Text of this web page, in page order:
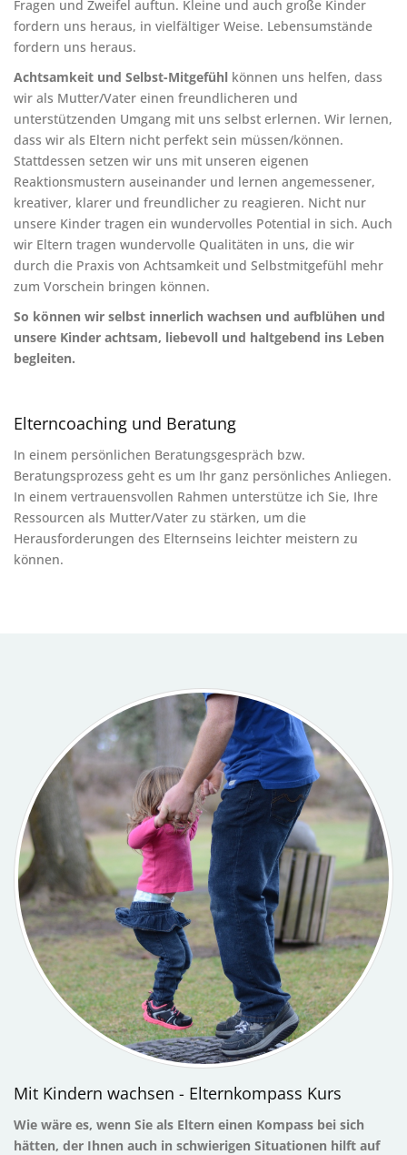
Fragen und Zweifel auftun. Kleine und auch große Kinder
fordern uns heraus, in vielfältiger Weise. Lebensumstände
fordern uns heraus.
Achtsamkeit und Selbst-Mitgefühl können uns helfen, dass
wir als Mutter/Vater einen freundlicheren und
unterstützenden Umgang mit uns selbst erlernen. Wir lernen,
dass wir als Eltern nicht perfekt sein müssen/können.
Stattdessen setzen wir uns mit unseren eigenen
Reaktionsmustern auseinander und lernen angemessener,
kreativer, klarer und freundlicher zu reagieren. Nicht nur
unsere Kinder tragen ein wundervolles Potential in sich. Auch
wir Eltern tragen wundervolle Qualitäten in uns, die wir
durch die Praxis von Achtsamkeit und Selbstmitgefühl mehr
zum Vorschein bringen können.
So können wir selbst innerlich wachsen und aufblühen und
unsere Kinder achtsam, liebevoll und haltgebend ins Leben
begleiten.
Elterncoaching und Beratung
In einem persönlichen Beratungsgespräch bzw.
Beratungsprozess geht es um Ihr ganz persönliches Anliegen.
In einem vertrauensvollen Rahmen unterstütze ich Sie, Ihre
Ressourcen als Mutter/Vater zu stärken, um die
Herausforderungen des Elternseins leichter meistern zu
können.
Mit Kindern wachsen - Elternkompass Kurs
Wie wäre es, wenn Sie als Eltern einen Kompass bei sich
hätten, der Ihnen auch in schwierigen Situationen hilft auf